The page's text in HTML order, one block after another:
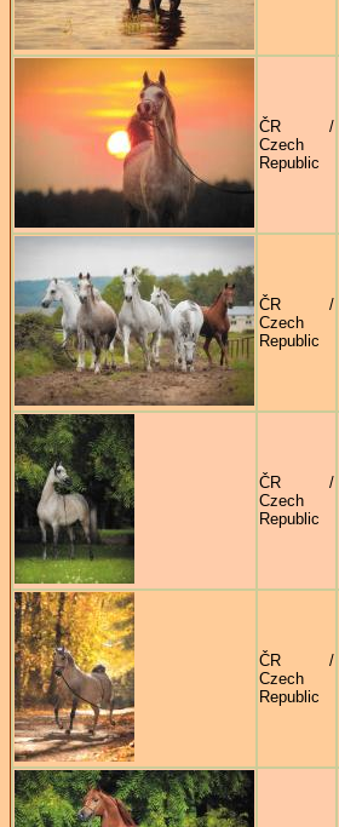
ČR /
Czech
Republic
ČR /
Czech
Republic
ČR /
Czech
Republic
ČR /
Czech
Republic